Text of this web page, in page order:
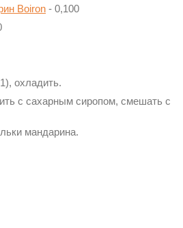
Boiron - 0,100
охладить.
с сахарным сиропом, смешать с
мандарина.